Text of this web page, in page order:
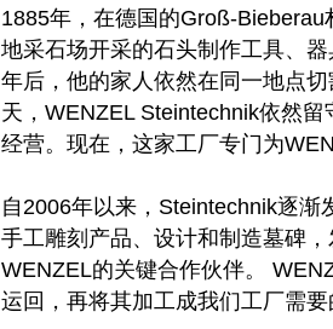
1885年，在德国的Groß-
地采石场开采的石头制作工具、
年后，他的家人依然在同一地点
天，WENZEL Steintechnik依然
经营。现在，这家工厂专门为
自2006年以来，Steintechnik逐
手工雕刻产品、设计和制造墓碑
WENZEL的关键合作伙伴。
运回，再将其加工成我们工厂需